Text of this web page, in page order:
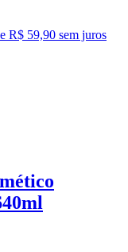
R$ 59,90 sem juros